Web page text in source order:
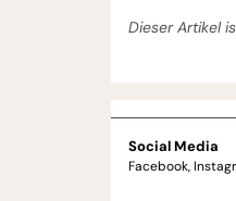
Dieser Artikel
Social Media
Facebook